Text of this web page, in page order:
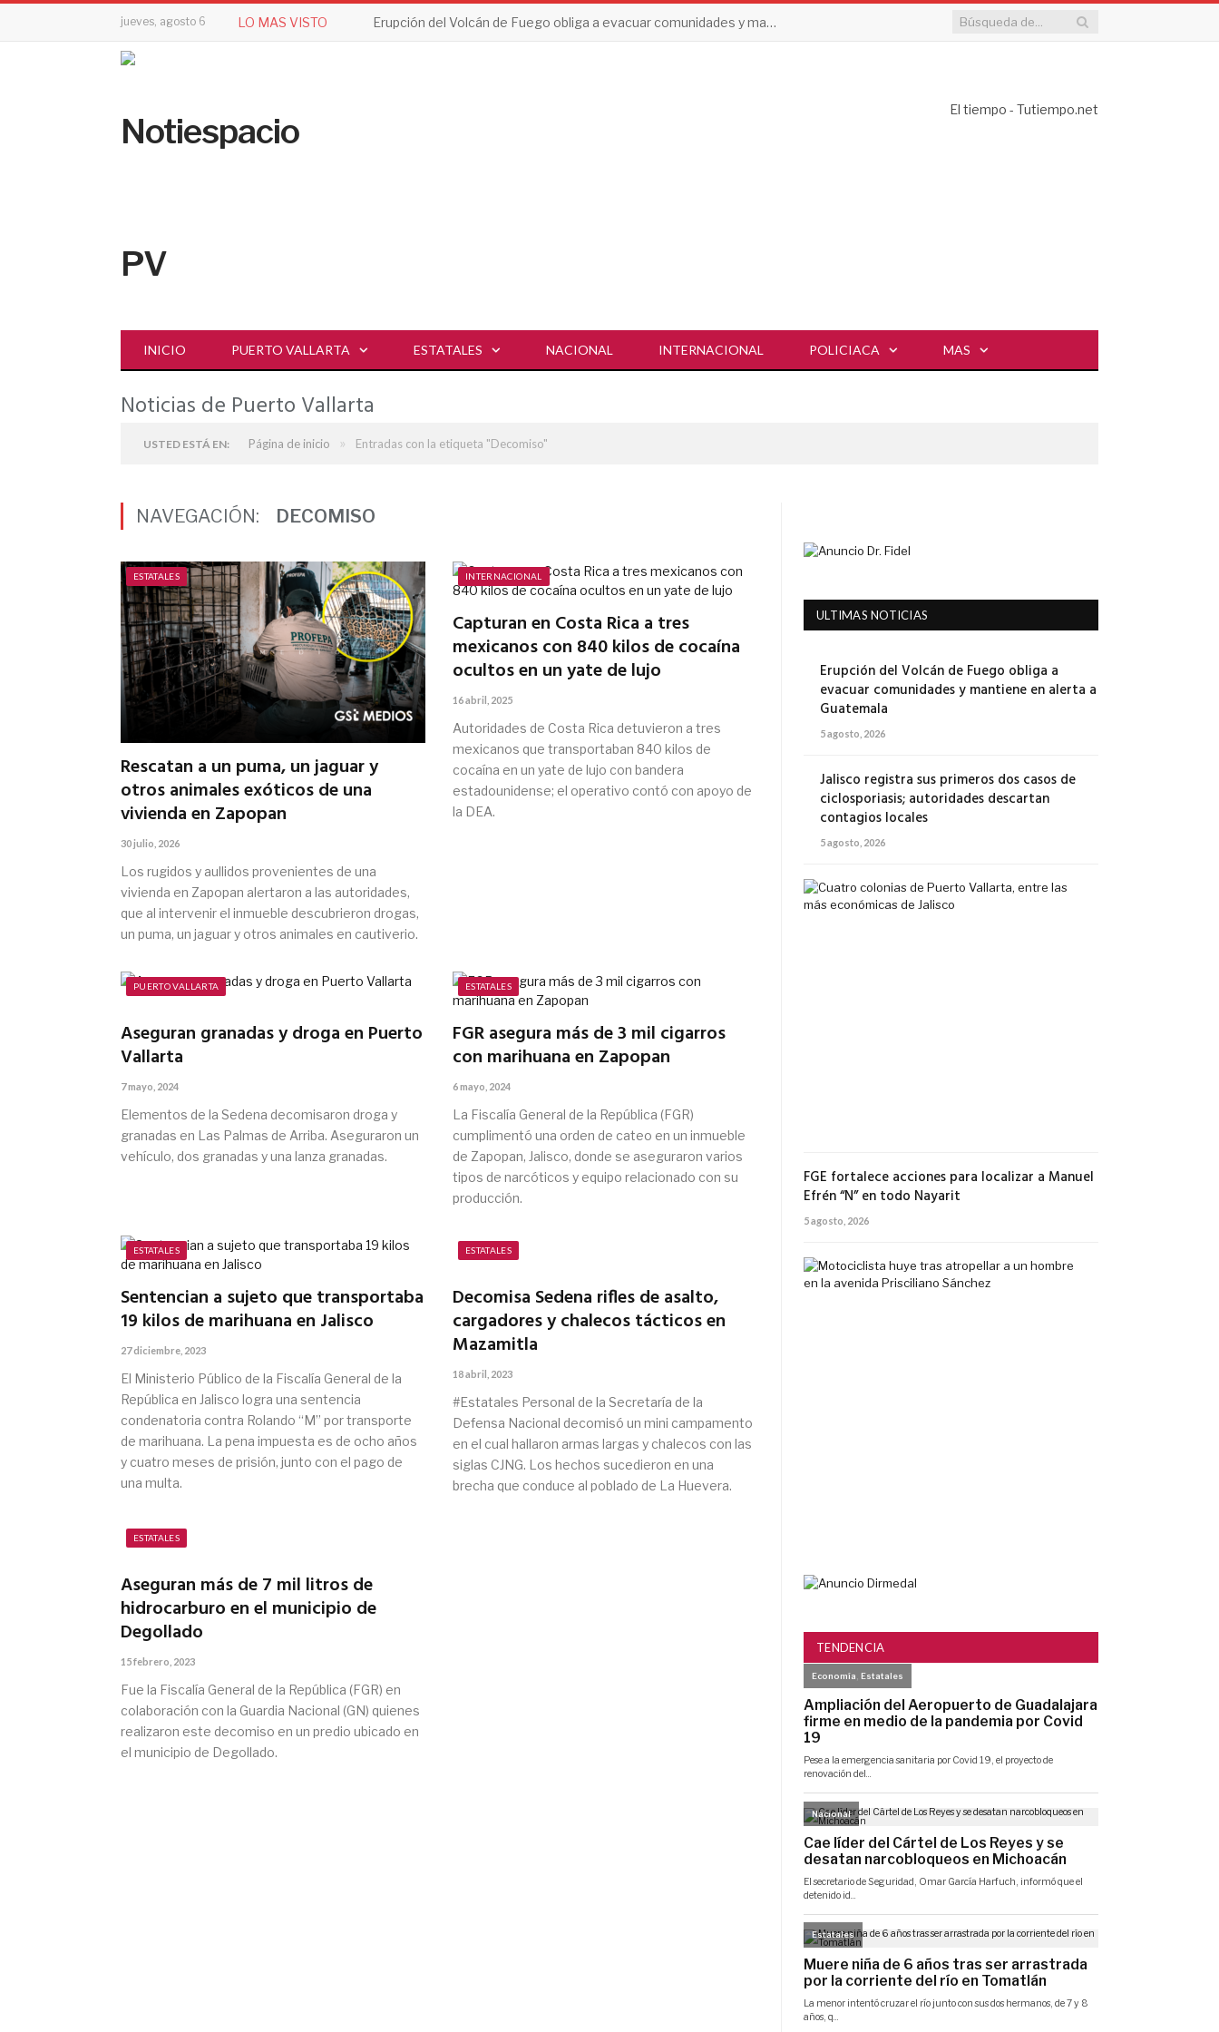
jueves, agosto 6 LO MAS VISTO Erupción del Volcán de Fuego obliga a evacuar comunidades y mantiene en alerta a Guatemala
El tiempo - Tutiempo.net
INICIO PUERTO VALLARTA ESTATALES NACIONAL INTERNACIONAL POLICIACA MAS
Noticias de Puerto Vallarta
USTED ESTÁ EN: Página de inicio » Entradas con la etiqueta "Decomiso"
NAVEGACIÓN: DECOMISO
ESTATALES
Rescatan a un puma, un jaguar y
otros animales exóticos de una
vivienda en Zapopan
30 julio, 2026
Los rugidos y aullidos provenientes de una
vivienda en Zapopan alertaron a las autoridades,
que al intervenir el inmueble descubrieron drogas,
un puma, un jaguar y otros animales en cautiverio.
INTERNACIONAL
Capturan en Costa Rica a tres
mexicanos con 840 kilos de cocaína
ocultos en un yate de lujo
16 abril, 2025
Autoridades de Costa Rica detuvieron a tres
mexicanos que transportaban 840 kilos de
cocaína en un yate de lujo con bandera
estadounidense; el operativo contó con apoyo de
la DEA.
PUERTO VALLARTA
Aseguran granadas y droga en Puerto
Vallarta
7 mayo, 2024
Elementos de la Sedena decomisaron droga y
granadas en Las Palmas de Arriba. Aseguraron un
vehículo, dos granadas y una lanza granadas.
ESTATALES
FGR asegura más de 3 mil cigarros
con marihuana en Zapopan
6 mayo, 2024
La Fiscalía General de la República (FGR)
cumplimentó una orden de cateo en un inmueble
de Zapopan, Jalisco, donde se aseguraron varios
tipos de narcóticos y equipo relacionado con su
producción.
ESTATALES
Sentencian a sujeto que transportaba
19 kilos de marihuana en Jalisco
27 diciembre, 2023
El Ministerio Público de la Fiscalía General de la
República en Jalisco logra una sentencia
condenatoria contra Rolando “M” por transporte
de marihuana. La pena impuesta es de ocho años
y cuatro meses de prisión, junto con el pago de
una multa.
ESTATALES
Decomisa Sedena rifles de asalto,
cargadores y chalecos tácticos en
Mazamitla
18 abril, 2023
#Estatales Personal de la Secretaría de la
Defensa Nacional decomisó un mini campamento
en el cual hallaron armas largas y chalecos con las
siglas CJNG. Los hechos sucedieron en una
brecha que conduce al poblado de La Huevera.
ESTATALES
Aseguran más de 7 mil litros de
hidrocarburo en el municipio de
Degollado
15 febrero, 2023
Fue la Fiscalía General de la República (FGR) en
colaboración con la Guardia Nacional (GN) quienes
realizaron este decomiso en un predio ubicado en
el municipio de Degollado.
ULTIMAS NOTICIAS
Erupción del Volcán de Fuego obliga a
evacuar comunidades y mantiene en alerta a
Guatemala
5 agosto, 2026
Jalisco registra sus primeros dos casos de
ciclosporiasis; autoridades descartan
contagios locales
5 agosto, 2026
FGE fortalece acciones para localizar a Manuel
Efrén “N” en todo Nayarit
5 agosto, 2026
TENDENCIA